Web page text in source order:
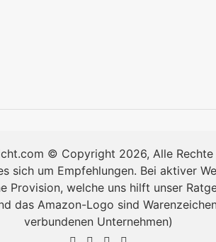
© Copyright 2026, Alle
sich um Empfehlungen. Bei aktiver
Provision, welche uns hilft unser
das Amazon-Logo sind
verbundenen Unternehmen)